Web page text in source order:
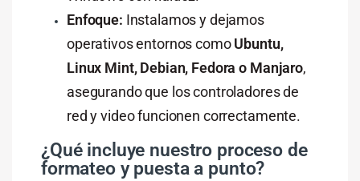
Enfoque: Instalamos y dejamos
operativos entornos comoUbuntu,
Linux Mint, Debian, Fedora o Manjaro,
asegurando que los controladores de
red y video funcionen correctamente.
¿Qué incluye nuestro proceso de
formateo y puesta a punto?